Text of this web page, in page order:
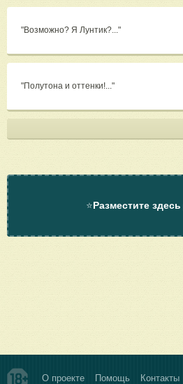
"Возможно? Я Лунтик?..."
"Полутона и оттенки!..."
⭐Разместите
О проекте Помощь Контакты